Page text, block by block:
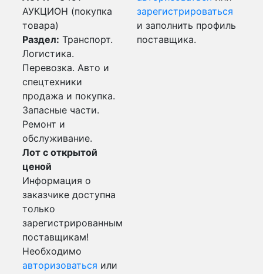
АУКЦИОН (покупка
товара)
Раздел: Транспорт.
Логистика.
Перевозка. Авто и
спецтехники
продажа и покупка.
Запасные части.
Ремонт и
обслуживание.
Лот с открытой
ценой
Информация о
заказчике доступна
только
зарегистрированным
поставщикам!
Необходимо
авторизоваться или
зарегистрироваться
и заполнить профиль
поставщика.